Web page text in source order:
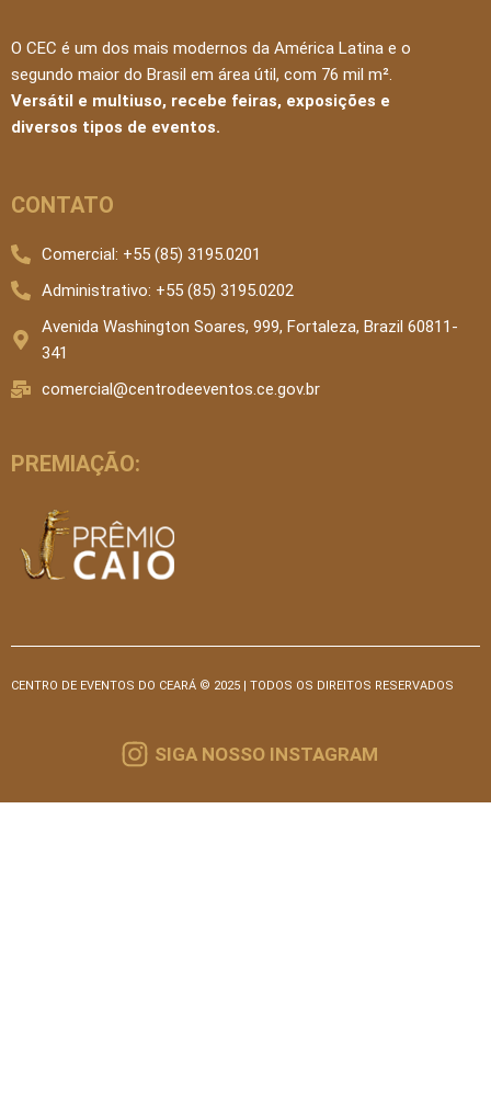
O CEC é um dos mais modernos da América Latina e o
segundo maior do Brasil em área útil, com 76 mil m².
Versátil e multiuso, recebe feiras, exposições e
diversos tipos de eventos.
CONTATO
Comercial: +55 (85) 3195.0201
Administrativo: +55 (85) 3195.0202
Avenida Washington Soares, 999, Fortaleza, Brazil 60811-
341
comercial@centrodeeventos.ce.gov.br
PREMIAÇÃO:
CENTRO DE EVENTOS DO CEARÁ © 2025 | TODOS OS DIREITOS RESERVADOS
SIGA NOSSO INSTAGRAM